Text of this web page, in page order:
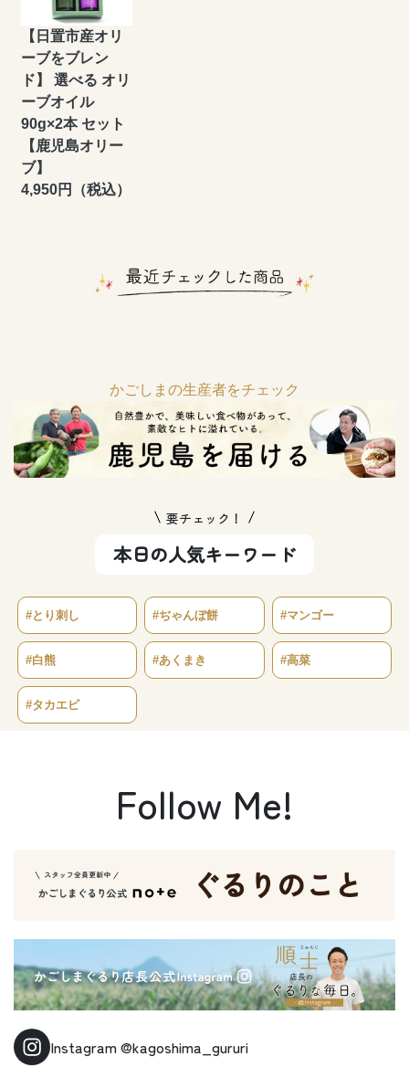
【日置市産オリ
ーブをブレン
ド】 選べる オリ
ーブオイル
90g×2本 セット
【鹿児島オリー
ブ】
4,950円（税込）
かごしまの生産者をチェック
要チェック！
本日の人気キーワード
#とり刺し #ぢゃんぼ餅 #マンゴー
#白熊 #あくまき #高菜
#タカエビ
Follow Me!
Instagram@kagoshima_gururi